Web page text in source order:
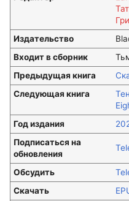
Издательство
Входит в сборник
Предыдущая книга
Следующая книга
Год издания
Подписаться на
обновления
Обсудить
Скачать